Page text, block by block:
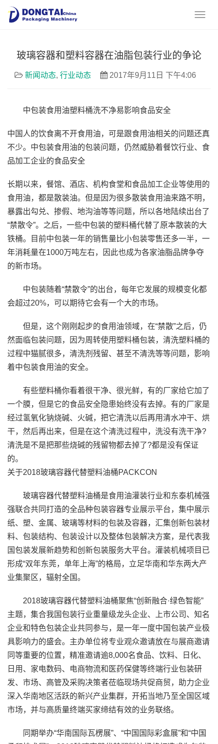
玻璃容器和塑料容器在油脂包装行业的争论
新闻动态, 行业动态 2017年9月11日 下午4:06
中包装食用油塑料桶洗不净易影响食品安全
中国人的饮食离不开食用油，可是跟食用油相关的问题还真
不少。中包装食用油的包装问题，仍然威胁着餐饮行业、食
品加工企业的食品安全
长期以来，餐馆、酒店、机构食堂和食品加工企业等使用的
食用油，都是散装油。但是因为很多散装食用油来路不明，
暴露出勾兑、掺假、地沟油等等问题，所以各地陆续出台了
“禁散令”。之后，一些中包装的塑料桶代替了原本散装的大
铁桶。目前中包装一年的销售量比小包装零售还多一半，一
年消耗量在1000万吨左右，因此也成为各家油脂品牌争夺
的新市场。
中包装随着“禁散令”的出台，每年它发展的规模变化都
会超过20%，可以期待它会有一个大的市场。
但是，这个刚刚起步的食用油领域，在“禁散”之后，仍
然面临包装问题，因为周转使用塑料桶包装，清洗塑料桶的
过程中猫腻很多，清洗剂残留、甚至不清洗等等问题，影响
着中包装食用油的安全。
有些塑料桶你看着很干净、很光鲜，有的厂家给它加了
一个膜，但是它的食品安全隐患始终没有去掉。有的厂家是
经过氢氧化钠烧碱、火碱，把它清洗以后再用清水冲干、烘
干，然后再出来，但是在这个清洗过程中，洗没有洗干净?
清洗是不是把那些烧碱的残留物都去掉了?都是没有保证
的。
关于2018玻璃容器代替塑料油桶PACKCON
玻璃容器代替塑料油桶是食用油灌装行业和东泰机械强
强联合共同打造的全品种包装容器专业展示平台，集中展示
纸、塑、金属、玻璃等材料的包装及容器，汇集创新包装材
料、包装结构、包装设计以及整体包装解决方案，是代表我
国包装发展新趋势和创新包装服务大平台。灌装机械项目已
形成“双年东莞，单年上海”的格局，立足华南和华东两大产
业集聚区，辐射全国。
2018玻璃容器代替塑料油桶聚焦“创新融合·绿色智能”
主题，集合我国包装行业重量级龙头企业、上市公司、知名
企业和特色包装企业共同参与，是一年一度中国包装产业极
具影响力的盛会。主办单位将专业观众邀请放在与展商邀请
同等重要的位置，精准邀请逾8,000名食品、饮料、日化、
日用、家电数码、电商物流和医药保健等终端行业包装研
发、市场、高管及采购决策者莅临现场共促商贸，助力企业
深入华南地区活跃的新兴产业集群，开拓当地乃至全国区域
市场，并与高质量终端买家缔结有效的业务联络。
同期举办“华南国际瓦楞展”、“中国国际彩盒展”和“中国